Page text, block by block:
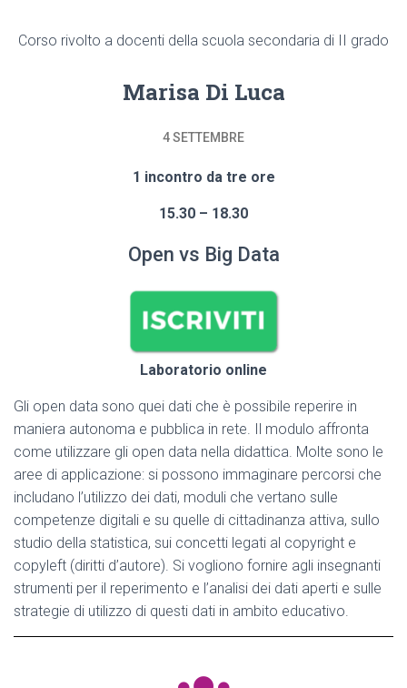
Corso rivolto a docenti della scuola secondaria di II grado
Marisa Di Luca
4 SETTEMBRE
1 incontro da tre ore
15.30 – 18.30
Open vs Big Data
Laboratorio online
Gli open data sono quei dati che è possibile reperire in
maniera autonoma e pubblica in rete. Il modulo affronta
come utilizzare gli open data nella didattica. Molte sono le
aree di applicazione: si possono immaginare percorsi che
includano l’utilizzo dei dati, moduli che vertano sulle
competenze digitali e su quelle di cittadinanza attiva, sullo
studio della statistica, sui concetti legati al copyright e
copyleft (diritti d’autore). Si vogliono fornire agli insegnanti
strumenti per il reperimento e l’analisi dei dati aperti e sulle
strategie di utilizzo di questi dati in ambito educativo.